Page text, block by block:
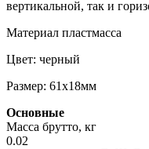
вертикальной, так и
Материал пластмасса
Цвет: черный
Размер: 61х18мм
Основные
Масса брутто, кг
0.02